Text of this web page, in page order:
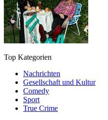
Top Kategorien
Nachrichten
Gesellschaft und Kultur
Comedy
Sport
True Crime